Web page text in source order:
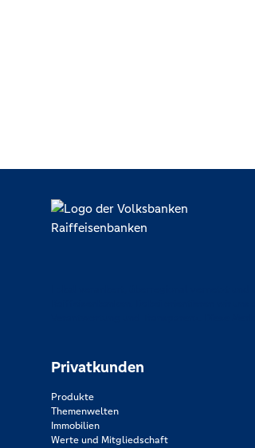
Privatkunden
Produkte
Themenwelten
Immobilien
Werte und Mitgliedschaft